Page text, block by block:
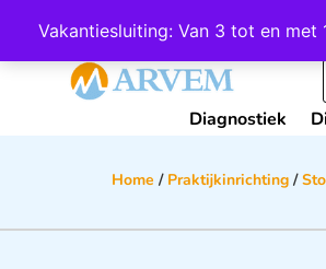
Vakantiesluiting: Van 3 tot en
Wij scoren een
Diagnostiek
Home / Praktijkinrichting /